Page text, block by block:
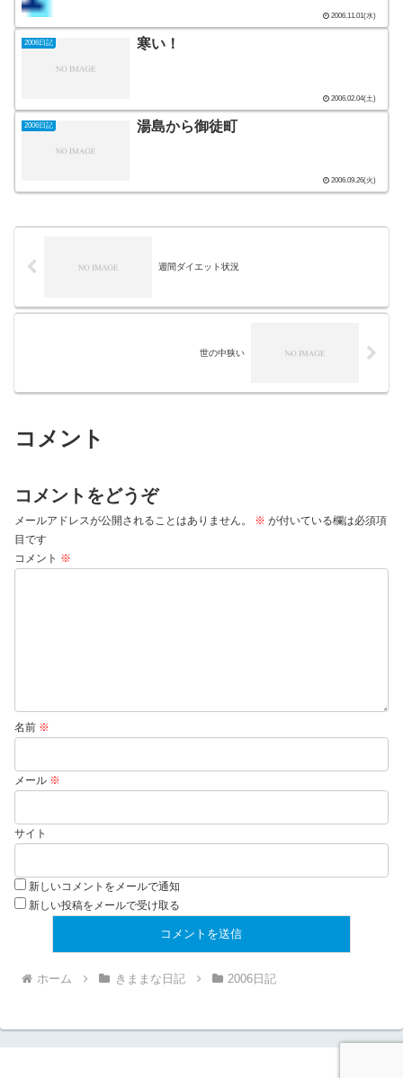
2006.11.01(水)
2006日記 寒い！
2006.02.04(土)
2006日記 湯島から御徒町
2006.09.26(火)
週間ダイエット状況
世の中狭い
コメント
コメントをどうぞ
メールアドレスが公開されることはありません。 ※ が付いている欄は必須項
目です
コメント ※
名前 ※
メール ※
サイト
新しいコメントをメールで通知
新しい投稿をメールで受け取る
ホーム きままな日記 2006日記